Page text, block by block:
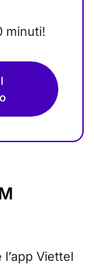
minuti!
Viettel